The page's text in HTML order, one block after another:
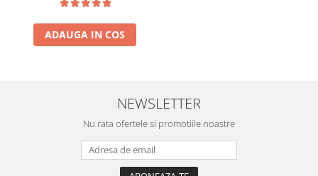
ADAUGA IN COS
NEWSLETTER
Nu rata ofertele si promotiile noastre